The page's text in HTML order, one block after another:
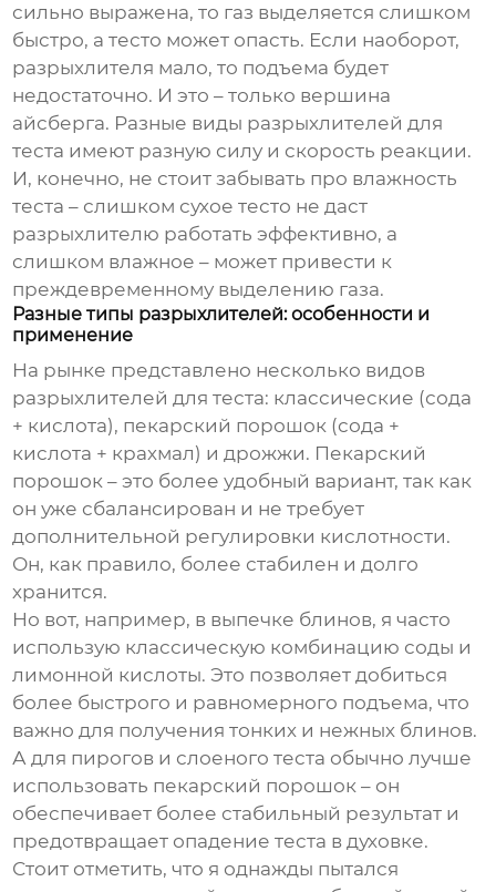
сильно выражена, то газ выделяется слишком
быстро, а тесто может опасть. Если наоборот,
разрыхлителя мало, то подъема будет
недостаточно. И это – только вершина
айсберга. Разные виды разрыхлителей для
теста имеют разную силу и скорость реакции.
И, конечно, не стоит забывать про влажность
теста – слишком сухое тесто не даст
разрыхлителю работать эффективно, а
слишком влажное – может привести к
преждевременному выделению газа.
Разные типы разрыхлителей: особенности и
применение
На рынке представлено несколько видов
разрыхлителей для теста: классические (сода
+ кислота), пекарский порошок (сода +
кислота + крахмал) и дрожжи. Пекарский
порошок – это более удобный вариант, так как
он уже сбалансирован и не требует
дополнительной регулировки кислотности.
Он, как правило, более стабилен и долго
хранится.
Но вот, например, в выпечке блинов, я часто
использую классическую комбинацию соды и
лимонной кислоты. Это позволяет добиться
более быстрого и равномерного подъема, что
важно для получения тонких и нежных блинов.
А для пирогов и слоеного теста обычно лучше
использовать пекарский порошок – он
обеспечивает более стабильный результат и
предотвращает опадение теста в духовке.
Стоит отметить, что я однажды пытался